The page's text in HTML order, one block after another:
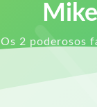
Os 2 poderosos